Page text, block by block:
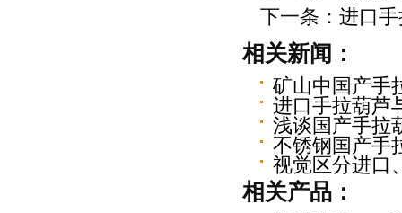
下一条： 进口
相关新闻：
矿山中国产手
进口手拉葫芦
浅谈国产手拉
不锈钢国产手
视觉区分进口
相关产品：